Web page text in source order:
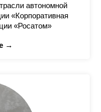
автономной
«Корпоративная
«Росатом»
→